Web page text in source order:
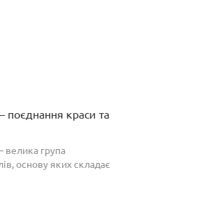
краси та
велика група
основу яких складає